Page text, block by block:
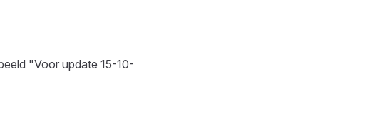
"Voor update 15-10-